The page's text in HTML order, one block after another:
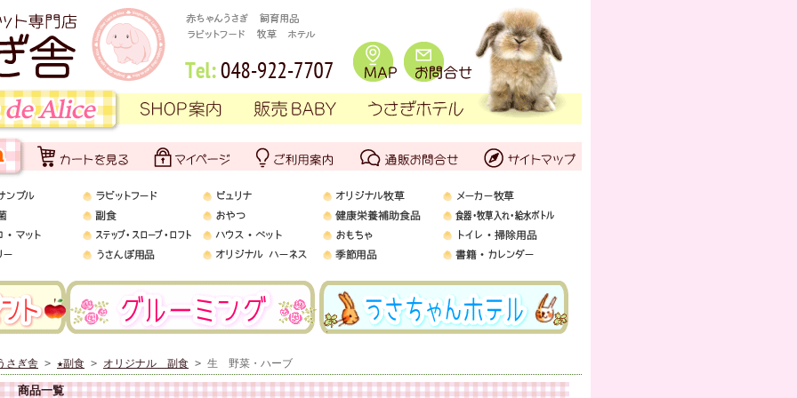
さぎ舎 > ★副食 > オリジナル 副食 > 生 野菜・ハーブ
商品一覧